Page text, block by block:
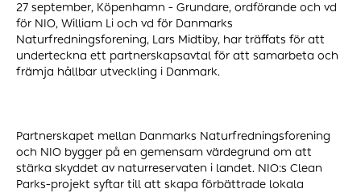
27 september, Köpenhamn - Grundare, ordförande och vd
för NIO, William Li och vd för Danmarks
Naturfredningsforening, Lars Midtiby, har träffats för att
underteckna ett partnerskapsavtal för att samarbeta och
främja hållbar utveckling i Danmark.
Partnerskapet mellan Danmarks Naturfredningsforening
och NIO bygger på en gemensam värdegrund om att
stärka skyddet av naturreservaten i landet. NIO:s Clean
Parks-projekt syftar till att skapa förbättrade lokala